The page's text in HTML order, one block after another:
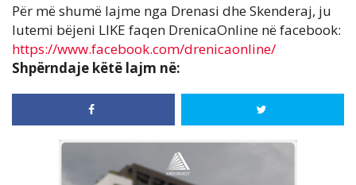
Për më shumë lajme nga Drenasi dhe Skenderaj, ju
lutemi bëjeni LIKE faqen DrenicaOnline në facebook:
https://www.facebook.com/drenicaonline/
Shpërndaje këtë lajm në: